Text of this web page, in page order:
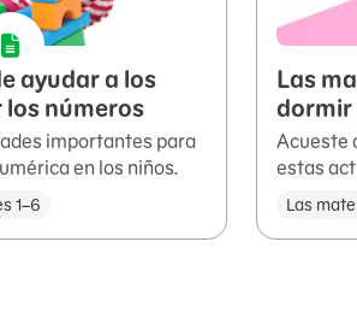
ayudar a los
los números
importantes para
en los niños.
1–6
Las
dormir
Acueste
estas
Las